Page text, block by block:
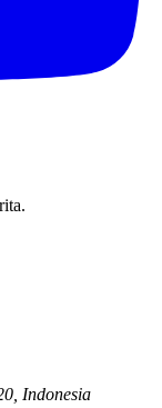
Indonesia